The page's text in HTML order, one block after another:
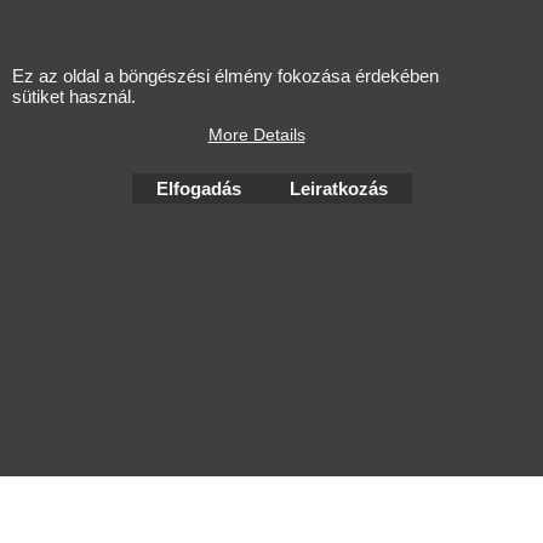
Ez az oldal a böngészési élmény fokozása érdekében
sütiket használ.
More Details
Elfogadás Leiratkozás